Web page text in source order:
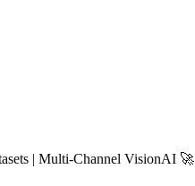
| Multi-Channel VisionAI 🚀